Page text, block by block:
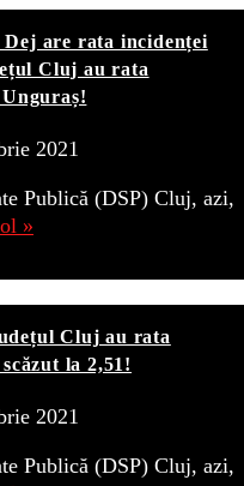
are rata incidenței
Cluj au rata
2021
Publică (DSP) Cluj, azi,
»
Cluj au rata
la 2,51!
2021
Publică (DSP) Cluj, azi,